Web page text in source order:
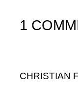
1
CHRISTIAN